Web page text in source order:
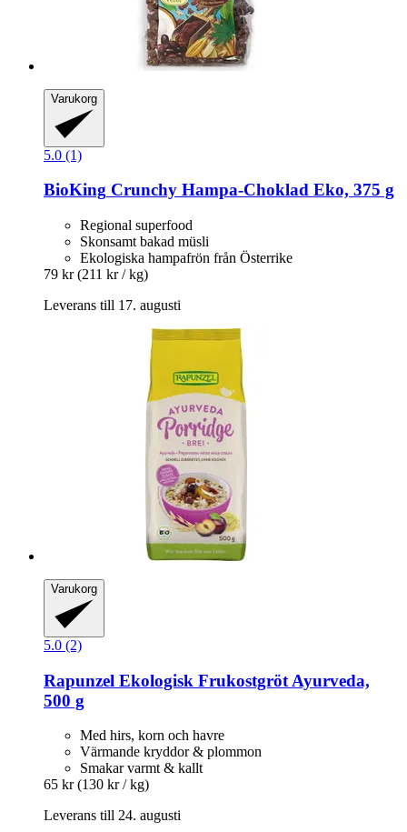
Varukorg
5.0 (1)
BioKing Crunchy Hampa-​Choklad Eko, 375 g
Regional superfood
Skonsamt bakad müsli
Ekologiska hampafrön från Österrike
79 kr (211 kr / kg)
Leverans till 17. augusti
Varukorg
5.0 (2)
Rapunzel Ekologisk Frukostgröt Ayurveda,
500 g
Med hirs, korn och havre
Värmande kryddor & plommon
Smakar varmt & kallt
65 kr (130 kr / kg)
Leverans till 24. augusti